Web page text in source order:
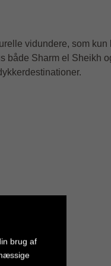
vidundere, som kun
både Sharm el Sheikh
brug af